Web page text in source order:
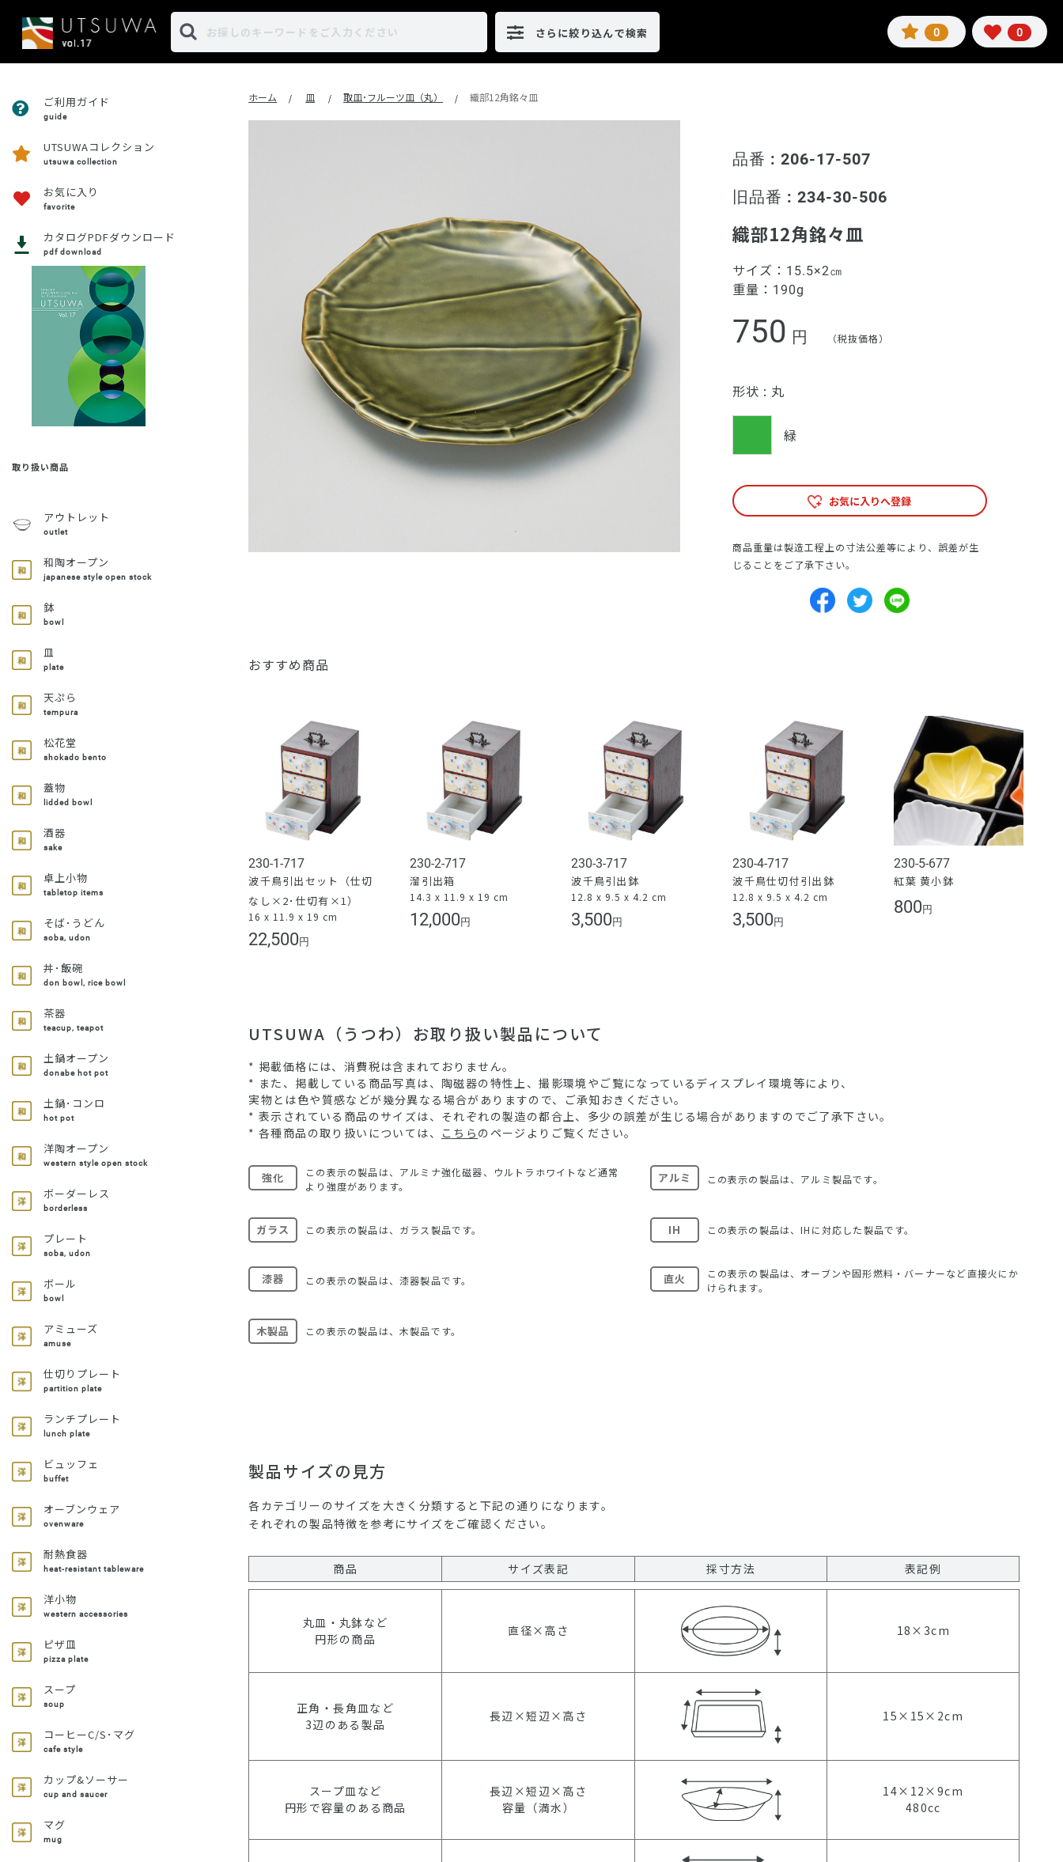
さらに絞り込んで検索 0 0
ご利用ガイド
guide
UTSUWAコレクション
utsuwa collection
お気に入り
favorite
カタログPDFダウンロード
pdf download
取り扱い商品
アウトレット
outlet
和陶オープン
japanese style open stock
鉢
bowl
皿
plate
天ぷら
tempura
松花堂
shokado bento
蓋物
lidded bowl
酒器
sake
卓上小物
tabletop items
そば･うどん
soba, udon
丼･飯碗
don bowl, rice bowl
茶器
teacup, teapot
土鍋オープン
donabe hot pot
土鍋･コンロ
hot pot
洋陶オープン
western style open stock
ボーダーレス
borderless
プレート
soba, udon
ボール
bowl
アミューズ
amuse
仕切りプレート
partition plate
ランチプレート
lunch plate
ビュッフェ
buffet
オーブンウェア
ovenware
耐熱食器
heat-resistant tableware
洋小物
western accessories
ピザ皿
pizza plate
スープ
soup
コーヒーC/S･マグ
cafe style
カップ&ソーサー
cup and saucer
マグ
mug
ホーム / 皿 / 取皿･フルーツ皿（丸） / 織部12角銘々皿
品番 : 206-17-507
旧品番 : 234-30-506
織部12角銘々皿
サイズ： 15.5×2㎝
重量： 190g
750 円 （税抜価格）
形状 : 丸
緑
お気に入りへ登録
商品重量は製造工程上の寸法公差等により、誤差が生
じることをご了承下さい。
おすすめ商品
230-1-717
波千鳥引出セット（仕切
なし×2･仕切有×1）
16 x 11.9 x 19 cm
22,500 円
230-2-717
溜引出箱
14.3 x 11.9 x 19 cm
12,000 円
230-3-717
波千鳥引出鉢
12.8 x 9.5 x 4.2 cm
3,500 円
230-4-717
波千鳥仕切付引出鉢
12.8 x 9.5 x 4.2 cm
3,500 円
230-5-677
紅葉 黄小鉢
800 円
UTSUWA（うつわ）お取り扱い製品について
* 掲載価格には、消費税は含まれておりません。
* また、掲載している商品写真は、陶磁器の特性上、撮影環境やご覧になっているディスプレイ環境等により、
実物とは色や質感などが幾分異なる場合がありますので、ご承知おきください。
* 表示されている商品のサイズは、それぞれの製造の都合上、多少の誤差が生じる場合がありますのでご了承下さい。
* 各種商品の取り扱いについては、 こちら のページよりご覧ください。
強化
この表示の製品は、アルミナ強化磁器、ウルトラホワイトなど通常
より強度があります。
アルミ この表示の製品は、アルミ製品です。
ガラス この表示の製品は、ガラス製品です。 IH この表示の製品は、IHに対応した製品です。
漆器 この表示の製品は、漆器製品です。 直火
この表示の製品は、オーブンや固形燃料・バーナーなど直接火にか
けられます。
木製品 この表示の製品は、木製品です。
製品サイズの見方
各カテゴリーのサイズを大きく分類すると下記の通りになります。
それぞれの製品特徴を参考にサイズをご確認ください。
商品 サイズ表記 採寸方法 表記例
丸皿・丸鉢など
円形の商品
直径×高さ 18×3cm
正角・長角皿など
3辺のある製品
長辺×短辺×高さ 15×15×2cm
スープ皿など
円形で容量のある商品
長辺×短辺×高さ
容量（満水）
14×12×9cm
480cc